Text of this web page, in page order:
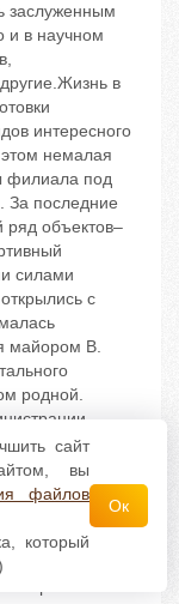
заслуженным
и в научном
в
интересного
этом немалая
филиала под
За последние
ряд объектов–
силами
с
майором В.
родной.
на
не
вуз
сайт
вы
файлов
который
Ок